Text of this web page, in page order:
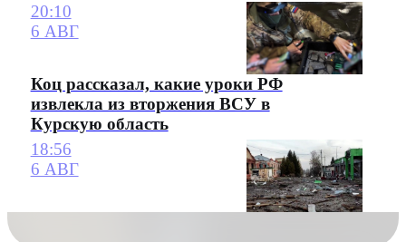
20:10
6 АВГ
Коц рассказал, какие уроки РФ
извлекла из вторжения ВСУ в
Курскую область
18:56
6 АВГ